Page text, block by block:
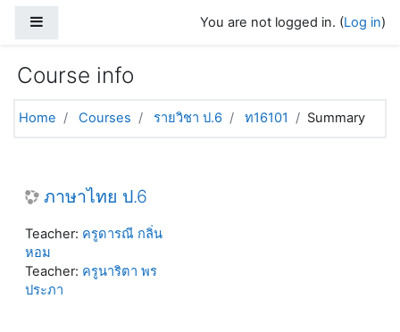
You are not logged in. (Log in)
Course info
Home Courses รายวิชา ป.6 ท16101 Summary
ภาษาไทย ป.6
Teacher: ครูดารณี กลิ่น
หอม
Teacher: ครูนาริตา พร
ประภา